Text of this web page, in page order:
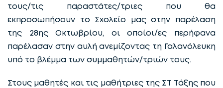
τους/τις παραστάτες/τριες που θα
εκπροσωπήσουν το Σχολείο μας στην παρέλαση
της 28ης Οκτωβρίου, οι οποίοι/ες περήφανα
παρέλασαν στην αυλή ανεμίζοντας τη Γαλανόλευκη
υπό το βλέμμα των συμμαθητών/τριών τους.
Στους μαθητές και τις μαθήτριες της ΣΤ Τάξης που